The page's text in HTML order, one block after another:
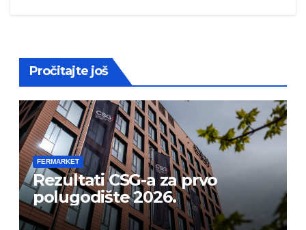
Pročitajte još
FERMARKET
Rezultati CSG-a za prvo
polugodište 2026.